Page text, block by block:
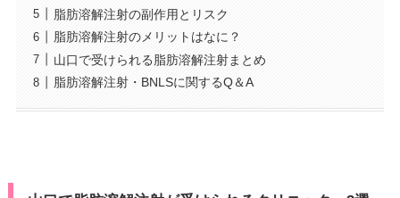
脂肪溶解注射の副作用とリスク
脂肪溶解注射のメリットはなに？
山口で受けられる脂肪溶解注射まとめ
脂肪溶解注射・BNLSに関するQ＆A